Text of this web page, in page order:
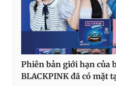
Phiên bản giới hạn của
BLACKPINK đã có mặt